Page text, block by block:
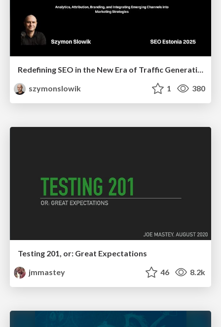
Redefining SEO in the New Era of Traffic Generation
szymonslowik
1 380
Testing 201, or: Great Expectations
jmmastey
46 8.2k